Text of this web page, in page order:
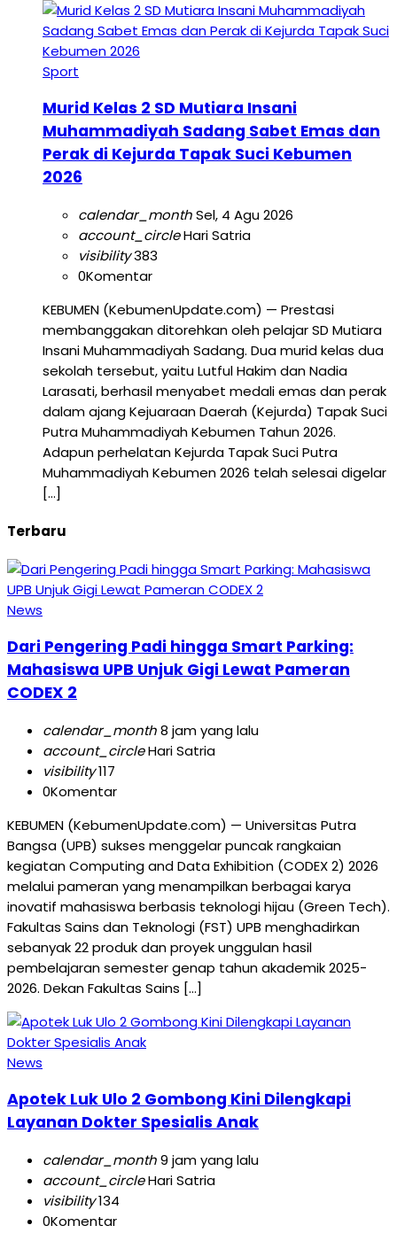
Sport
Murid Kelas 2 SD Mutiara Insani
Muhammadiyah Sadang Sabet Emas dan
Perak di Kejurda Tapak Suci Kebumen
2026
calendar_monthSel, 4 Agu 2026
account_circleHari Satria
visibility383
0Komentar
KEBUMEN (KebumenUpdate.com) — Prestasi
membanggakan ditorehkan oleh pelajar SD Mutiara
Insani Muhammadiyah Sadang. Dua murid kelas dua
sekolah tersebut, yaitu Lutful Hakim dan Nadia
Larasati, berhasil menyabet medali emas dan perak
dalam ajang Kejuaraan Daerah (Kejurda) Tapak Suci
Putra Muhammadiyah Kebumen Tahun 2026.
Adapun perhelatan Kejurda Tapak Suci Putra
Muhammadiyah Kebumen 2026 telah selesai digelar
[…]
Terbaru
News
Dari Pengering Padi hingga Smart Parking:
Mahasiswa UPB Unjuk Gigi Lewat Pameran
CODEX 2
calendar_month8 jam yang lalu
account_circleHari Satria
visibility117
0Komentar
KEBUMEN (KebumenUpdate.com) — Universitas Putra
Bangsa (UPB) sukses menggelar puncak rangkaian
kegiatan Computing and Data Exhibition (CODEX 2) 2026
melalui pameran yang menampilkan berbagai karya
inovatif mahasiswa berbasis teknologi hijau (Green Tech).
Fakultas Sains dan Teknologi (FST) UPB menghadirkan
sebanyak 22 produk dan proyek unggulan hasil
pembelajaran semester genap tahun akademik 2025-
2026. Dekan Fakultas Sains […]
News
Apotek Luk Ulo 2 Gombong Kini Dilengkapi
Layanan Dokter Spesialis Anak
calendar_month9 jam yang lalu
account_circleHari Satria
visibility134
0Komentar